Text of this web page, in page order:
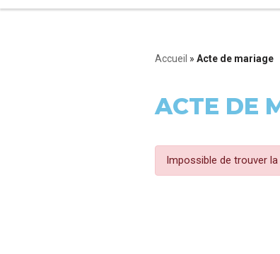
Accueil » Acte de mariage
ACTE DE
Impossible de trouver la